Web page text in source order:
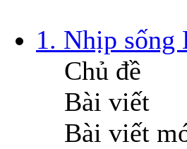
1. Nhịp sống
Chủ đề
Bài viết
Bài viết